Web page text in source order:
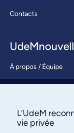
Contacts
À propos / Équipe
S’abonner
L’UdeM
vie privée